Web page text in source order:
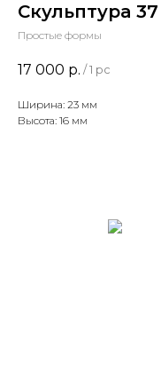
Скульптура 37
Простые формы
17 000 р. / 1 pc
Ширина: 23 мм
Высота: 16 мм